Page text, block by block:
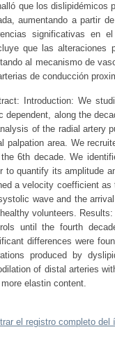
que los dislipidémicos
aumentando a partir
significativas en
que las alteraciones
al mecanismo de
de conducción
Introduction: We
dependent, along the
of the radial artery
palpation area. We
6th decade. We
to quantify its amplitude
a velocity coefficient as
wave and the
volunteers.
until the fourth
differences were
produced by
of distal arteries
elastin content.
el registro completo del